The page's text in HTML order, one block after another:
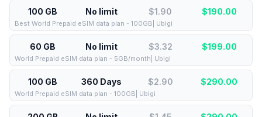
100 GB No limit $1.90 $190.00
Best World Prepaid eSIM data plan - 100GB| Ubigi
60 GB No limit $3.32 $199.00
World Prepaid eSIM data plan - 5GB/month| Ubigi
100 GB 360 Days $2.90 $290.00
World Prepaid eSIM data plan - 100GB| Ubigi